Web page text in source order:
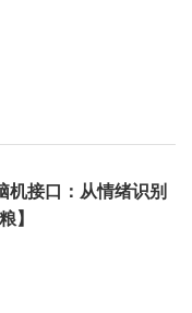
接口：从情绪识别
】